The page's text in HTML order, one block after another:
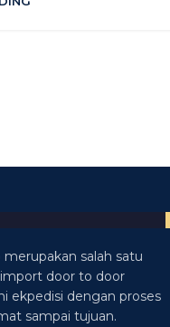
salah satu
import door to door
ekpedisi dengan proses
sampai tujuan.